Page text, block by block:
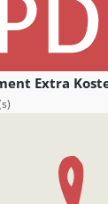
Extra